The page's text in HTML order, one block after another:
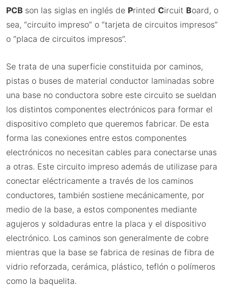
PCB son las siglas en inglés de Printed Circuit Board, o
sea, “circuito impreso” o “tarjeta de circuitos impresos”
o “placa de circuitos impresos”.
Se trata de una superficie constituida por caminos,
pistas o buses de material conductor laminadas sobre
una base no conductora sobre este circuito se sueldan
los distintos componentes electrónicos para formar el
dispositivo completo que queremos fabricar. De esta
forma las conexiones entre estos componentes
electrónicos no necesitan cables para conectarse unas
a otras. Este circuito impreso además de utilizase para
conectar eléctricamente a través de los caminos
conductores, también sostiene mecánicamente, por
medio de la base, a estos componentes mediante
agujeros y soldaduras entre la placa y el dispositivo
electrónico. Los caminos son generalmente de cobre
mientras que la base se fabrica de resinas de fibra de
vidrio reforzada, cerámica, plástico, teflón o polímeros
como la baquelita.